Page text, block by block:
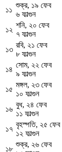
১১
শুক্র, ১৯ ফেব
৬ ফাল্গুন
১২
শনি, ২০ ফেব
৭ ফাল্গুন
১৩
রবি, ২১ ফেব
৮ ফাল্গুন
১৪
সোম, ২২ ফেব
৯ ফাল্গুন
১৫
মঙ্গল, ২৩ ফেব
১০ ফাল্গুন
১৬
বুধ, ২৪ ফেব
১১ ফাল্গুন
১৭
বৃহস্পতি, ২৫ ফেব
১২ ফাল্গুন
১৮
শুক্র, ২৬ ফেব